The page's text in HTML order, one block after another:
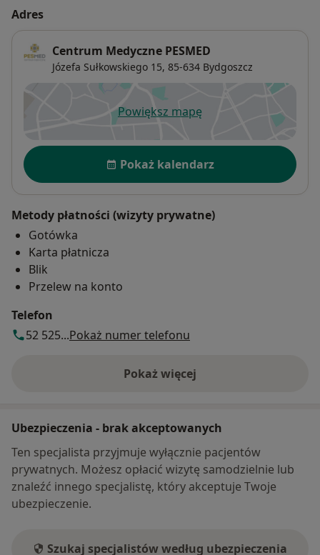
Adres
Centrum Medyczne PESMED
Józefa Sułkowskiego 15, 85-634 Bydgoszcz
Powiększ mapęotwiera się w nowej karcie
Dostępność
Pokaż kalendarz
Metody płatności (wizyty prywatne)
Gotówka
Karta płatnicza
Blik
Przelew na konto
Telefon
52 525...Pokaż numer telefonu
Pokaż więcej
o adresie
Ubezpieczenia - brak akceptowanych
Ten specjalista przyjmuje wyłącznie pacjentów
prywatnych. Możesz opłacić wizytę samodzielnie lub
znaleźć innego specjalistę, który akceptuje Twoje
ubezpieczenie.
Szukaj specjalistów według ubezpieczenia